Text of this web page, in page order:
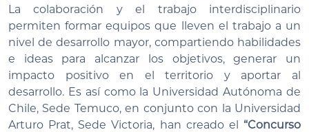
La colaboración y el trabajo interdisciplinario
permiten formar equipos que lleven el trabajo a un
nivel de desarrollo mayor, compartiendo habilidades
e ideas para alcanzar los objetivos, generar un
impacto positivo en el territorio y aportar al
desarrollo. Es así como la Universidad Autónoma de
Chile, Sede Temuco, en conjunto con la Universidad
Arturo Prat, Sede Victoria, han creado el “Concurso